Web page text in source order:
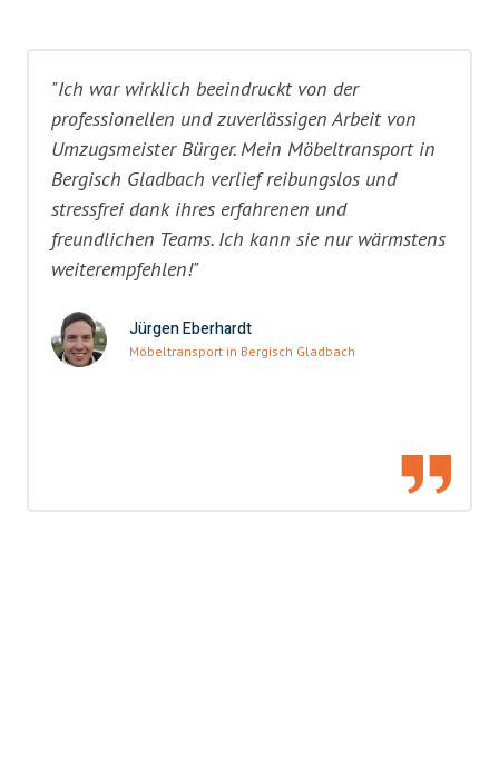
"Ich war wirklich beeindruckt von der
professionellen und zuverlässigen Arbeit von
Umzugsmeister Bürger. Mein Möbeltransport in
Bergisch Gladbach verlief reibungslos und
stressfrei dank ihres erfahrenen und
freundlichen Teams. Ich kann sie nur wärmstens
weiterempfehlen!"
Jürgen Eberhardt
Möbeltransport in Bergisch Gladbach